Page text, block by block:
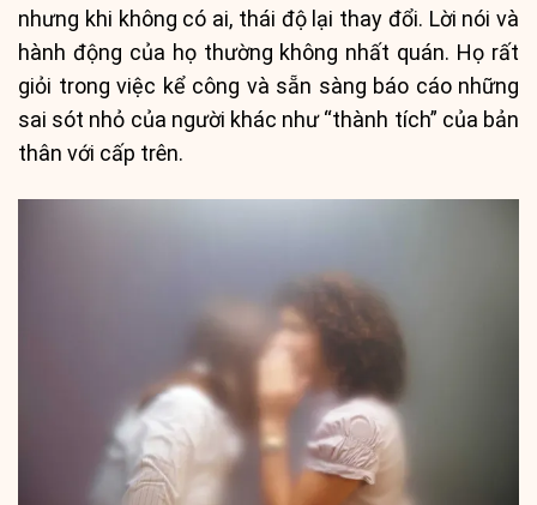
nhưng khi không có ai, thái độ lại thay đổi. Lời nói và
hành động của họ thường không nhất quán. Họ rất
giỏi trong việc kể công và sẵn sàng báo cáo những
sai sót nhỏ của người khác như “thành tích” của bản
thân với cấp trên.